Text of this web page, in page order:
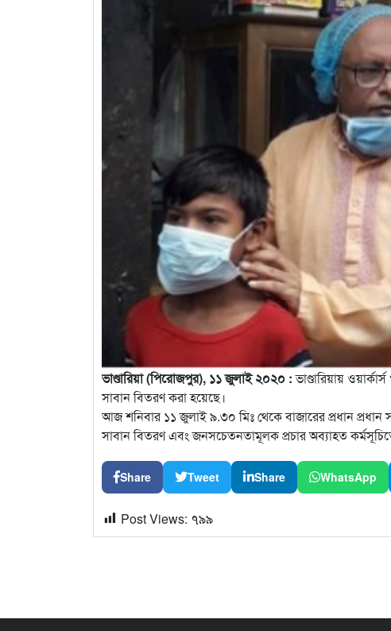
ভাণ্ডারিয়া (পিরোজপুর), ১১ জুলাই ২০২০ :ভাণ্ডারিয়ায়
সাবান বিতরণ করা হয়েছে।
আজ শনিবার ১১ জুলাই ৯.৩০ মিঃ থেকে বাজারের প্রধান
সাবান বিতরণ এবং জনসচেতনতামূলক প্রচার অব্যাহত
Share Tweet Share WhatsApp
Post Views: ৭৯৯